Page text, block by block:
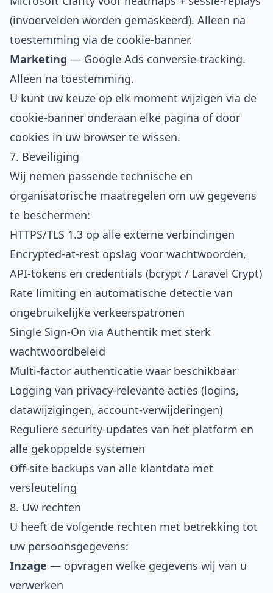
(invoervelden worden gemaskeerd). Alleen na
toestemming via de cookie-banner.
Marketing — Google Ads conversie-tracking.
Alleen na toestemming.
U kunt uw keuze op elk moment wijzigen via de
cookie-banner onderaan elke pagina of door
cookies in uw browser te wissen.
7. Beveiliging
Wij nemen passende technische en
organisatorische maatregelen om uw gegevens
te beschermen:
HTTPS/TLS 1.3 op alle externe verbindingen
Encrypted-at-rest opslag voor wachtwoorden,
API-tokens en credentials (bcrypt / Laravel Crypt)
Rate limiting en automatische detectie van
ongebruikelijke verkeerspatronen
Single Sign-On via Authentik met sterk
wachtwoordbeleid
Multi-factor authenticatie waar beschikbaar
Logging van privacy-relevante acties (logins,
datawijzigingen, account-verwijderingen)
Reguliere security-updates van het platform en
alle gekoppelde systemen
Off-site backups van alle klantdata met
versleuteling
8. Uw rechten
U heeft de volgende rechten met betrekking tot
uw persoonsgegevens:
Inzage — opvragen welke gegevens wij van u
verwerken